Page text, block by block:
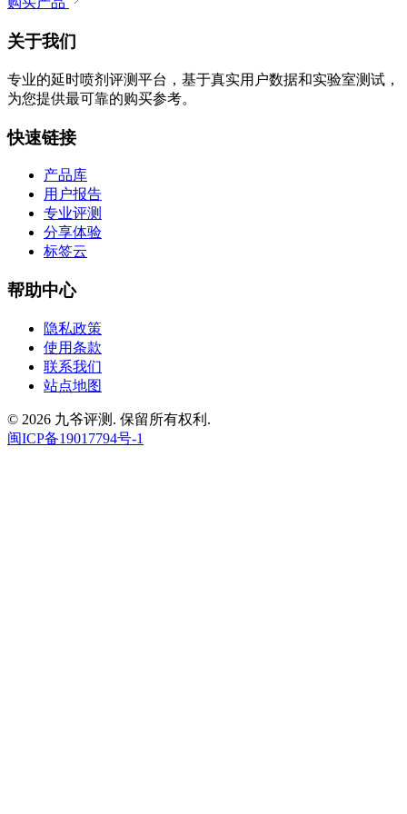
关于我们
专业的延时喷剂评测平台，基于真实用户数据和实验室测试，
为您提供最可靠的购买参考。
快速链接
产品库
用户报告
专业评测
分享体验
标签云
帮助中心
隐私政策
使用条款
联系我们
站点地图
© 2026 九爷评测. 保留所有权利.
闽ICP备19017794号-1